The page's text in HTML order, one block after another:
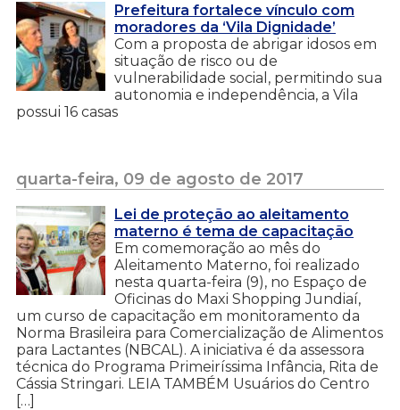
Prefeitura fortalece vínculo com
moradores da ‘Vila Dignidade’
Com a proposta de abrigar idosos em
situação de risco ou de
vulnerabilidade social, permitindo sua
autonomia e independência, a Vila
possui 16 casas
quarta-feira, 09 de agosto de 2017
Lei de proteção ao aleitamento
materno é tema de capacitação
Em comemoração ao mês do
Aleitamento Materno, foi realizado
nesta quarta-feira (9), no Espaço de
Oficinas do Maxi Shopping Jundiaí,
um curso de capacitação em monitoramento da
Norma Brasileira para Comercialização de Alimentos
para Lactantes (NBCAL). A iniciativa é da assessora
técnica do Programa Primeiríssima Infância, Rita de
Cássia Stringari. LEIA TAMBÉM Usuários do Centro
[…]